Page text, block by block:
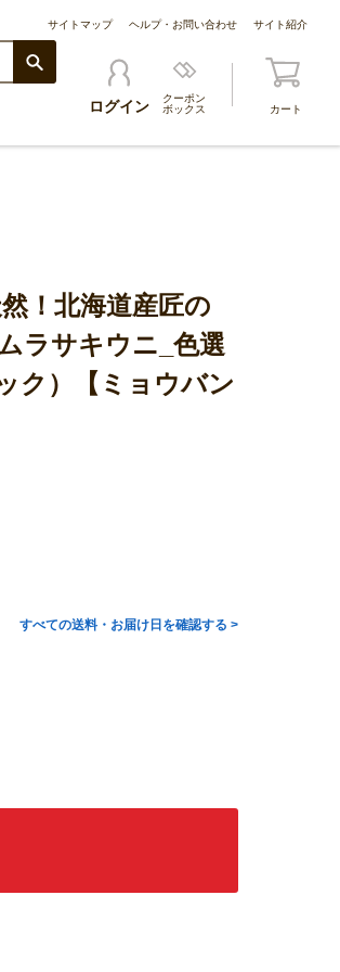
サイトマップ ヘルプ・お問い合わせ サイト紹介
ログイン
クーポン
ボックス
カート
！北海道産匠の
ラサキウニ_色選
ク）【ミョウバン
すべての送料・お届け日を確認する >